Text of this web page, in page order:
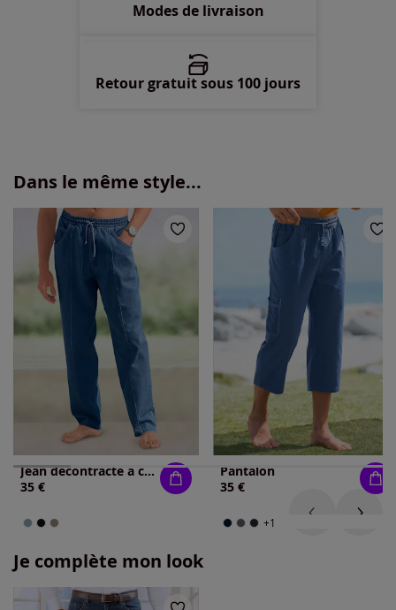
Modes de livraison
Retour gratuit sous 100 jours
Dans le même style...
Jean décontracté à ceinture élastiquée
35 €
Pantalon
35 €
+1
Je complète mon look